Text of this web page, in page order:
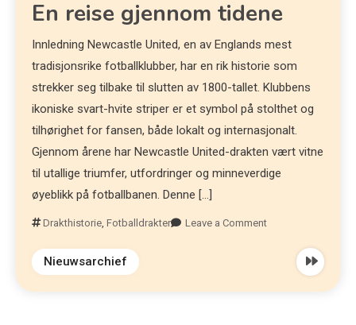
En reise gjennom tidene
Innledning Newcastle United, en av Englands mest
tradisjonsrike fotballklubber, har en rik historie som
strekker seg tilbake til slutten av 1800-tallet. Klubbens
ikoniske svart-hvite striper er et symbol på stolthet og
tilhørighet for fansen, både lokalt og internasjonalt.
Gjennom årene har Newcastle United-drakten vært vitne
til utallige triumfer, utfordringer og minneverdige
øyeblikk på fotballbanen. Denne […]
Drakthistorie,Fotballdrakter Leave a Comment
Nieuwsarchief